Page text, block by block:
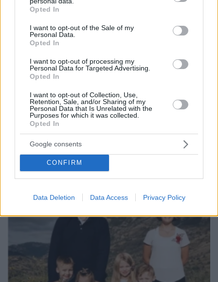
grant or deny consent to Google and its third-party tags to
use your data for below specified purposes in below Google
consent section.
Opted In
I want to opt-out of the Sale of my
Personal Data.
Opted In
I want to opt-out of processing my
Personal Data for Targeted Advertising.
Opted In
I want to opt-out of Collection, Use,
Retention, Sale, and/or Sharing of my
Personal Data that Is Unrelated with the
Purposes for which it was collected.
Opted In
Google consents
CONFIRM
Data Deletion Data Access Privacy Policy
Νεαρή γυναίκα με ακατέργαστη ομορφιά από την
Αιθιοπία έγινε viral, δείτε την εντυπωσιακή
μεταμόρφωσή της από μακιγιέρ
06.08.2026, 09:18